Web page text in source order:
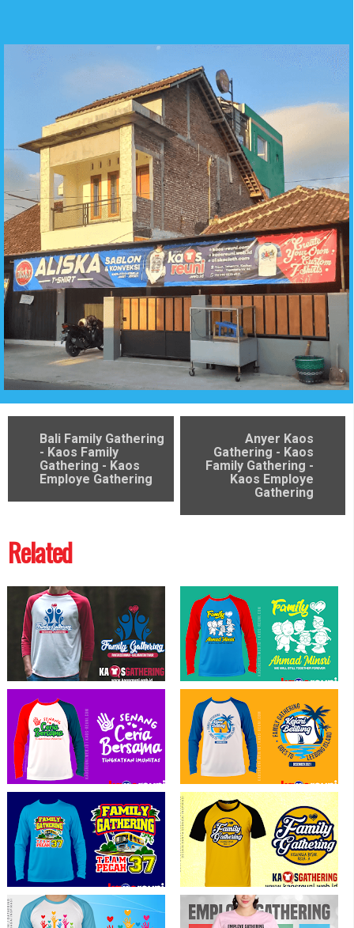
Bali Family Gathering
- Kaos Family
Gathering - Kaos
Employe Gathering
Anyer Kaos
Gathering - Kaos
Family Gathering -
Kaos Employe
Gathering
Related
Pantai Derawan Employee Gathering -
Kaos Family Gathering - Kaos
Employe Gathering
Kaos Family Keluarga Besar Pak
Ahmad - Desain Sablon Kaos Reuni
Gathering - Kaosreuni.web.id
Kaos Senang Ceria Bersama Sablon
Kaos Gathering - Kaos Reuni Online
Jogja
Sablon Kaos Gathering Kejari Belitung
Go To Leebong Island 2021 - Kaos
Gathering Online
Kaos Family Gathering Team Pecah
37 - Kaos Gathering online
Keluarga Besar Reza Family Kaos
Gathering - Kaos Family Gathering -